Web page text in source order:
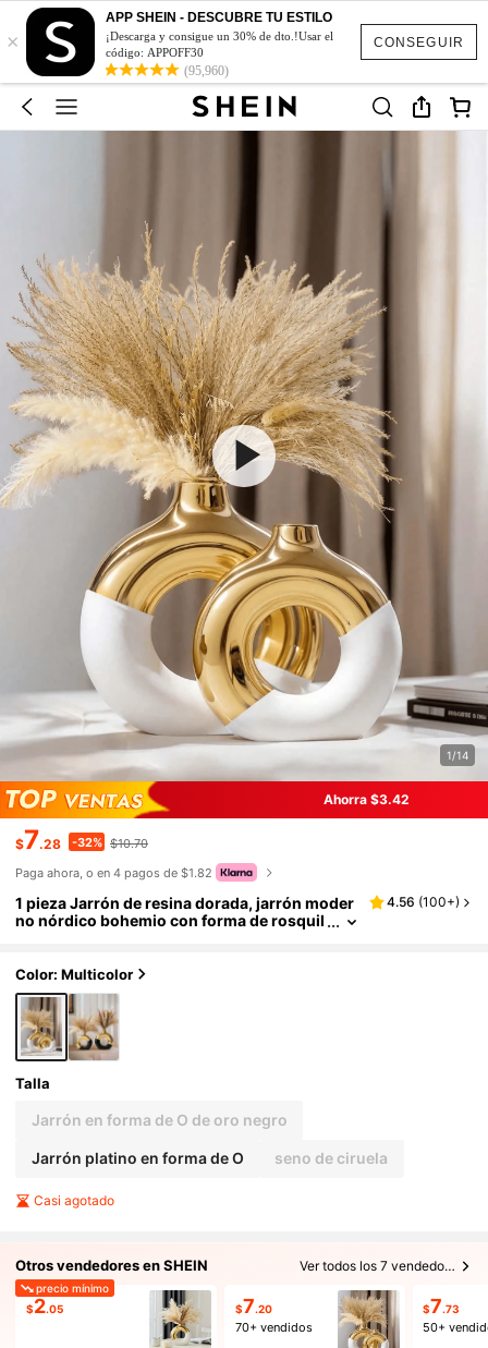
CONSEGUIR
×
APP SHEIN - DESCUBRE TU ESTILO
¡Descarga y consigue un 30% de dto.!Usar el
código: APPOFF30
(95,960)
1/14
Ahorra $3.42
$7.28 -32% $10.70
Paga ahora, o en 4 pagos de $1.82
1 pieza Jarrón de resina dorada, jarrón moder
no nórdico bohemio con forma de rosquil
4.56 (100+)
Color: Multicolor
Talla
Jarrón en forma de O de oro negro
Jarrón platino en forma de O seno de ciruela
Casi agotado
Otros vendedores en SHEIN Ver todos los 7 vendedores
precio mínimo
$2.05 $7.20
70+ vendidos
$7.73
50+